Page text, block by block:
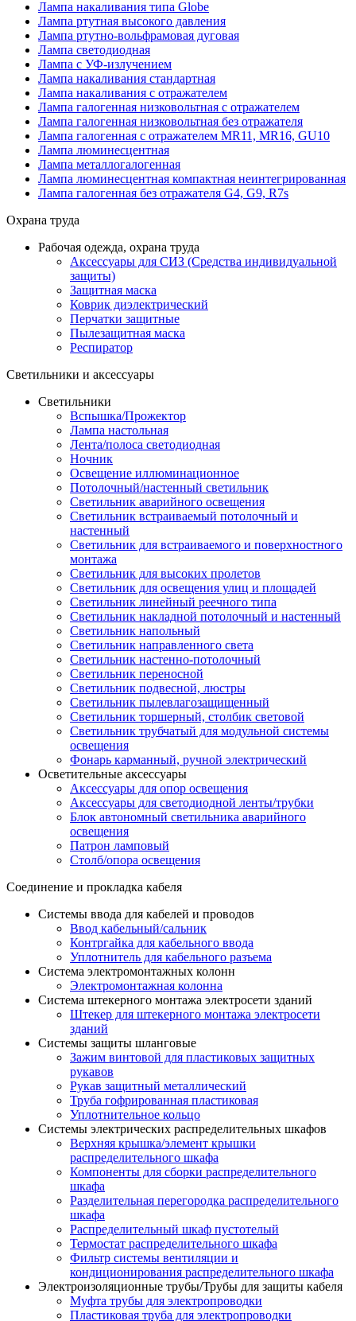
Лампа накаливания типа Globe
Лампа ртутная высокого давления
Лампа ртутно-вольфрамовая дуговая
Лампа светодиодная
Лампа с УФ-излучением
Лампа накаливания стандартная
Лампа накаливания с отражателем
Лампа галогенная низковольтная с отражателем
Лампа галогенная низковольтная без отражателя
Лампа галогенная с отражателем MR11, MR16, GU10
Лампа люминесцентная
Лампа металлогалогенная
Лампа люминесцентная компактная неинтегрированная
Лампа галогенная без отражателя G4, G9, R7s
Охрана труда
Рабочая одежда, охрана труда
Аксессуары для СИЗ (Средства индивидуальной
защиты)
Защитная маска
Коврик диэлектрический
Перчатки защитные
Пылезащитная маска
Респиратор
Светильники и аксессуары
Светильники
Вспышка/Прожектор
Лампа настольная
Лента/полоса светодиодная
Ночник
Освещение иллюминационное
Потолочный/настенный светильник
Светильник аварийного освещения
Светильник встраиваемый потолочный и
настенный
Светильник для встраиваемого и поверхностного
монтажа
Светильник для высоких пролетов
Светильник для освещения улиц и площадей
Светильник линейный реечного типа
Светильник накладной потолочный и настенный
Светильник напольный
Светильник направленного света
Светильник настенно-потолочный
Светильник переносной
Светильник подвесной, люстры
Светильник пылевлагозащищенный
Светильник торшерный, столбик световой
Светильник трубчатый для модульной системы
освещения
Фонарь карманный, ручной электрический
Осветительные аксессуары
Аксессуары для опор освещения
Аксессуары для светодиодной ленты/трубки
Блок автономный светильника аварийного
освещения
Патрон ламповый
Столб/опора освещения
Соединение и прокладка кабеля
Системы ввода для кабелей и проводов
Ввод кабельный/сальник
Контргайка для кабельного ввода
Уплотнитель для кабельного разъема
Система электромонтажных колонн
Электромонтажная колонна
Система штекерного монтажа электросети зданий
Штекер для штекерного монтажа электросети
зданий
Системы защиты шланговые
Зажим винтовой для пластиковых защитных
рукавов
Рукав защитный металлический
Труба гофрированная пластиковая
Уплотнительное кольцо
Системы электрических распределительных шкафов
Верхняя крышка/элемент крышки
распределительного шкафа
Компоненты для сборки распределительного
шкафа
Разделительная перегородка распределительного
шкафа
Распределительный шкаф пустотелый
Термостат распределительного шкафа
Фильтр системы вентиляции и
кондиционирования распределительного шкафа
Электроизоляционные трубы/Трубы для защиты кабеля
Муфта трубы для электропроводки
Пластиковая труба для электропроводки